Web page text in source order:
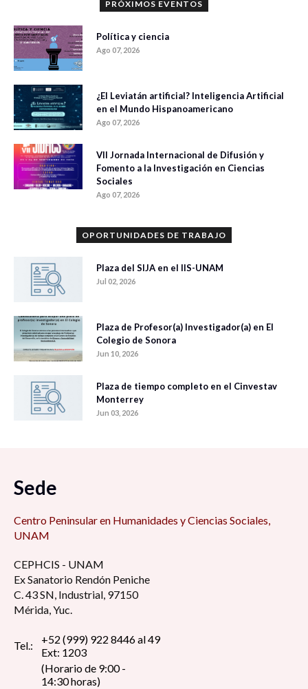
PRÓXIMOS EVENTOS
Política y ciencia
Ago 07, 2026
¿El Leviatán artificial? Inteligencia Artificial
en el Mundo Hispanoamericano
Ago 07, 2026
VII Jornada Internacional de Difusión y
Fomento a la Investigación en Ciencias
Sociales
Ago 07, 2026
OPORTUNIDADES DE TRABAJO
Plaza del SIJA en el IIS-UNAM
Jul 02, 2026
Plaza de Profesor(a) Investigador(a) en El
Colegio de Sonora
Jun 10, 2026
Plaza de tiempo completo en el Cinvestav
Monterrey
Jun 03, 2026
Sede
Centro Peninsular en Humanidades y Ciencias Sociales,
UNAM
CEPHCIS - UNAM
Ex Sanatorio Rendón Peniche
C. 43 SN, Industrial, 97150
Mérida, Yuc.
Tel.:
+52 (999) 922 8446 al 49
Ext: 1203
(Horario de 9:00 -
14:30 horas)